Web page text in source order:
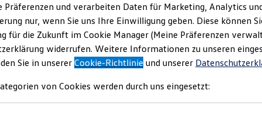
Bewerbungen für
Volkswagen
bewirbst, erhältst
zu einem Online-Eignungstest. Über diesen möchten
Präferenzen und verarbeiten Daten für Marketing, Analytics
nur, wenn Sie uns Ihre Einwilligung geben. Diese können
für die Zukunft im Cookie Manager (Meine Präferenzen
widerrufen. Weitere Informationen zu unseren
Sie in unserer Cookie-Richtlinie und unserer
von Cookies werden durch uns eingesetzt: